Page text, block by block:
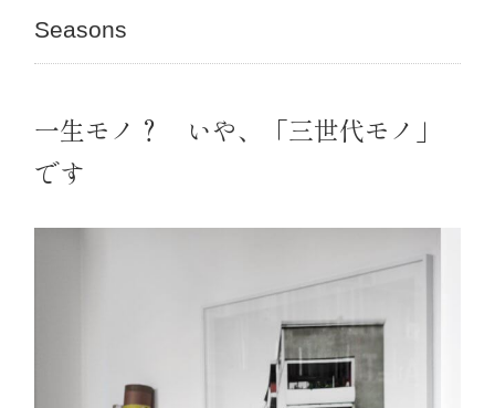
Seasons
一生モノ？ いや、「三世代モノ」
です